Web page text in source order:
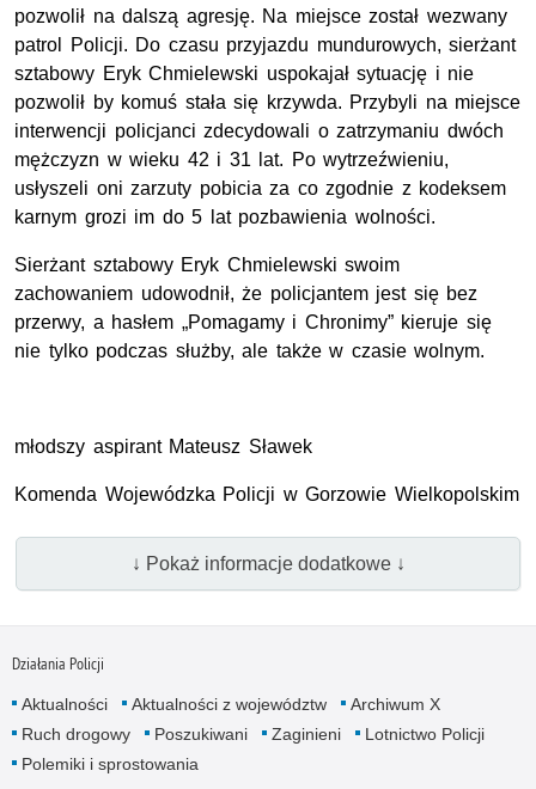
pozwolił na dalszą agresję. Na miejsce został wezwany
patrol Policji. Do czasu przyjazdu mundurowych, sierżant
sztabowy Eryk Chmielewski uspokajał sytuację i nie
pozwolił by komuś stała się krzywda. Przybyli na miejsce
interwencji policjanci zdecydowali o zatrzymaniu dwóch
mężczyzn w wieku 42 i 31 lat. Po wytrzeźwieniu,
usłyszeli oni zarzuty pobicia za co zgodnie z kodeksem
karnym grozi im do 5 lat pozbawienia wolności.
Sierżant sztabowy Eryk Chmielewski swoim
zachowaniem udowodnił, że policjantem jest się bez
przerwy, a hasłem „Pomagamy i Chronimy” kieruje się
nie tylko podczas służby, ale także w czasie wolnym.
młodszy aspirant Mateusz Sławek
Komenda Wojewódzka Policji w Gorzowie Wielkopolskim
↓ Pokaż informacje dodatkowe ↓
Działania Policji
Aktualności Aktualności z województw
Archiwum X
Ruch drogowy
Poszukiwani Zaginieni
Lotnictwo Policji
Polemiki i sprostowania